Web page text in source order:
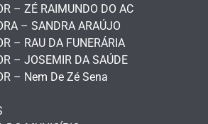
– ZÉ RAIMUNDO DO AC
– SANDRA ARAÚJO
– RAU DA FUNERÁRIA
– JOSEMIR DA SAÚDE
– Nem De Zé Sena